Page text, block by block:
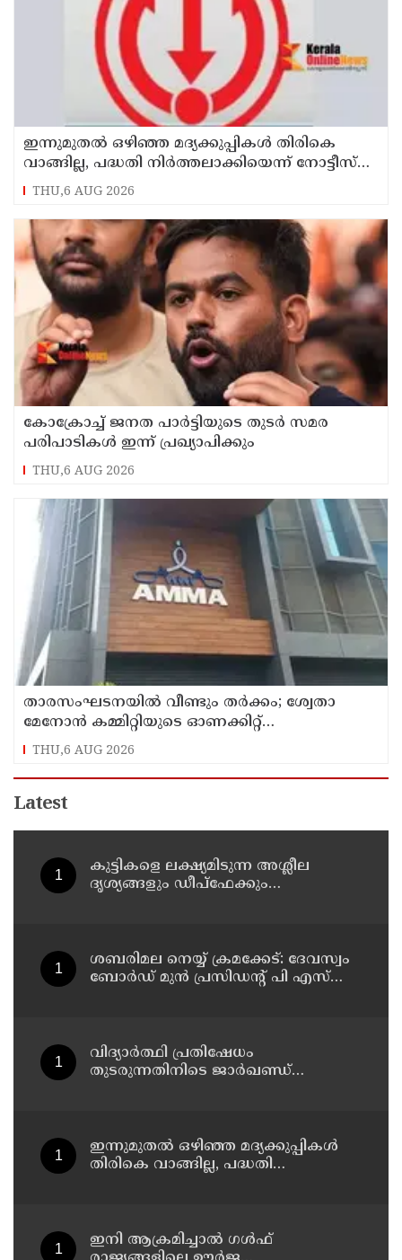
ഇന്നുമുതല്‍ ഒഴിഞ്ഞ മദ്യക്കുപ്പികള്‍ തിരികെ
വാങ്ങില്ല, പദ്ധതി നിര്‍ത്തലാക്കിയെന്ന് നോട്ടീസ്
പ്രദര്‍ശിപ്പിക്കും
THU,6 AUG 2026
കോക്രോച്ച് ജനത പാര്‍ട്ടിയുടെ തുടര്‍ സമര
പരിപാടികള്‍ ഇന്ന് പ്രഖ്യാപിക്കും
THU,6 AUG 2026
താരസംഘടനയില്‍ വീണ്ടും തര്‍ക്കം; ശ്വേതാ
മേനോന്‍ കമ്മിറ്റിയുടെ ഓണക്കിറ്റ്
വിതരണത്തിനെതിരെ ഒരുവിഭാഗം താരങ്ങള്‍
THU,6 AUG 2026
Latest
കുട്ടികളെ ലക്ഷ്യമിടുന്ന അശ്ലീല
ദൃശ്യങ്ങളും ഡീപ്ഫേക്കും
ശബരിമല നെയ്യ് ക്രമക്കേട്: ദേവസ്വം
ബോര്‍ഡ് മുന്‍ പ്രസിഡന്റ് പി എസ്
വിദ്യാര്‍ത്ഥി പ്രതിഷേധം
തുടരുന്നതിനിടെ ജാര്‍ഖണ്ഡ്
ഇന്നുമുതല്‍ ഒഴിഞ്ഞ മദ്യക്കുപ്പികള്‍
തിരികെ വാങ്ങില്ല, പദ്ധതി
ഇനി ആക്രമിച്ചാല്‍ ഗള്‍ഫ്